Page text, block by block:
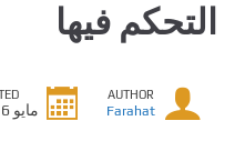
التحكم فيها
AUTHOR
Farahat مايو 16, 2025